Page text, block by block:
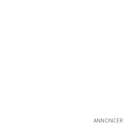
ANNONCER